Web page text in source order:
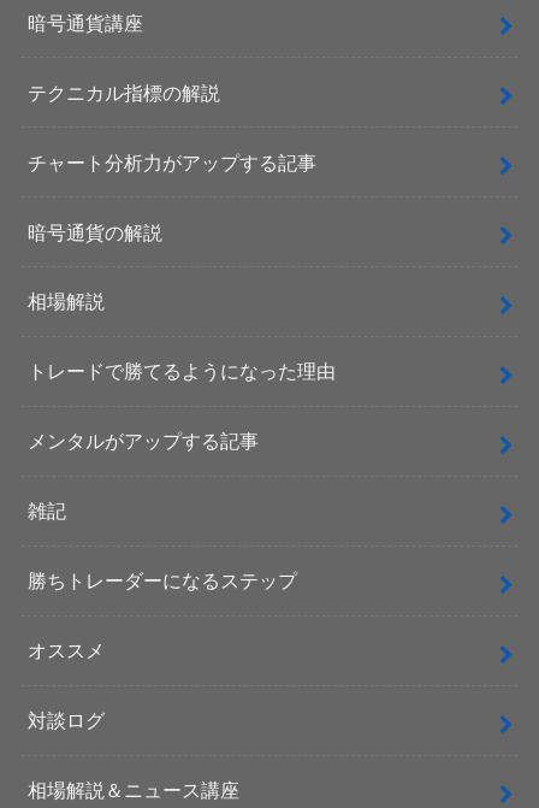
暗号通貨講座
テクニカル指標の解説
チャート分析力がアップする記事
暗号通貨の解説
相場解説
トレードで勝てるようになった理由
メンタルがアップする記事
雑記
勝ちトレーダーになるステップ
オススメ
対談ログ
相場解説＆ニュース講座